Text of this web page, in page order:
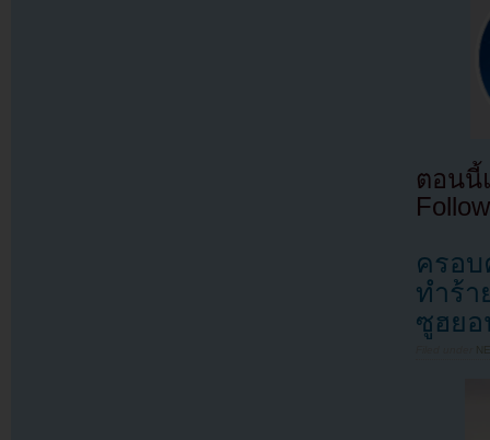
ตอนนี้
ครอบ
ทำร้า
ซูฮย